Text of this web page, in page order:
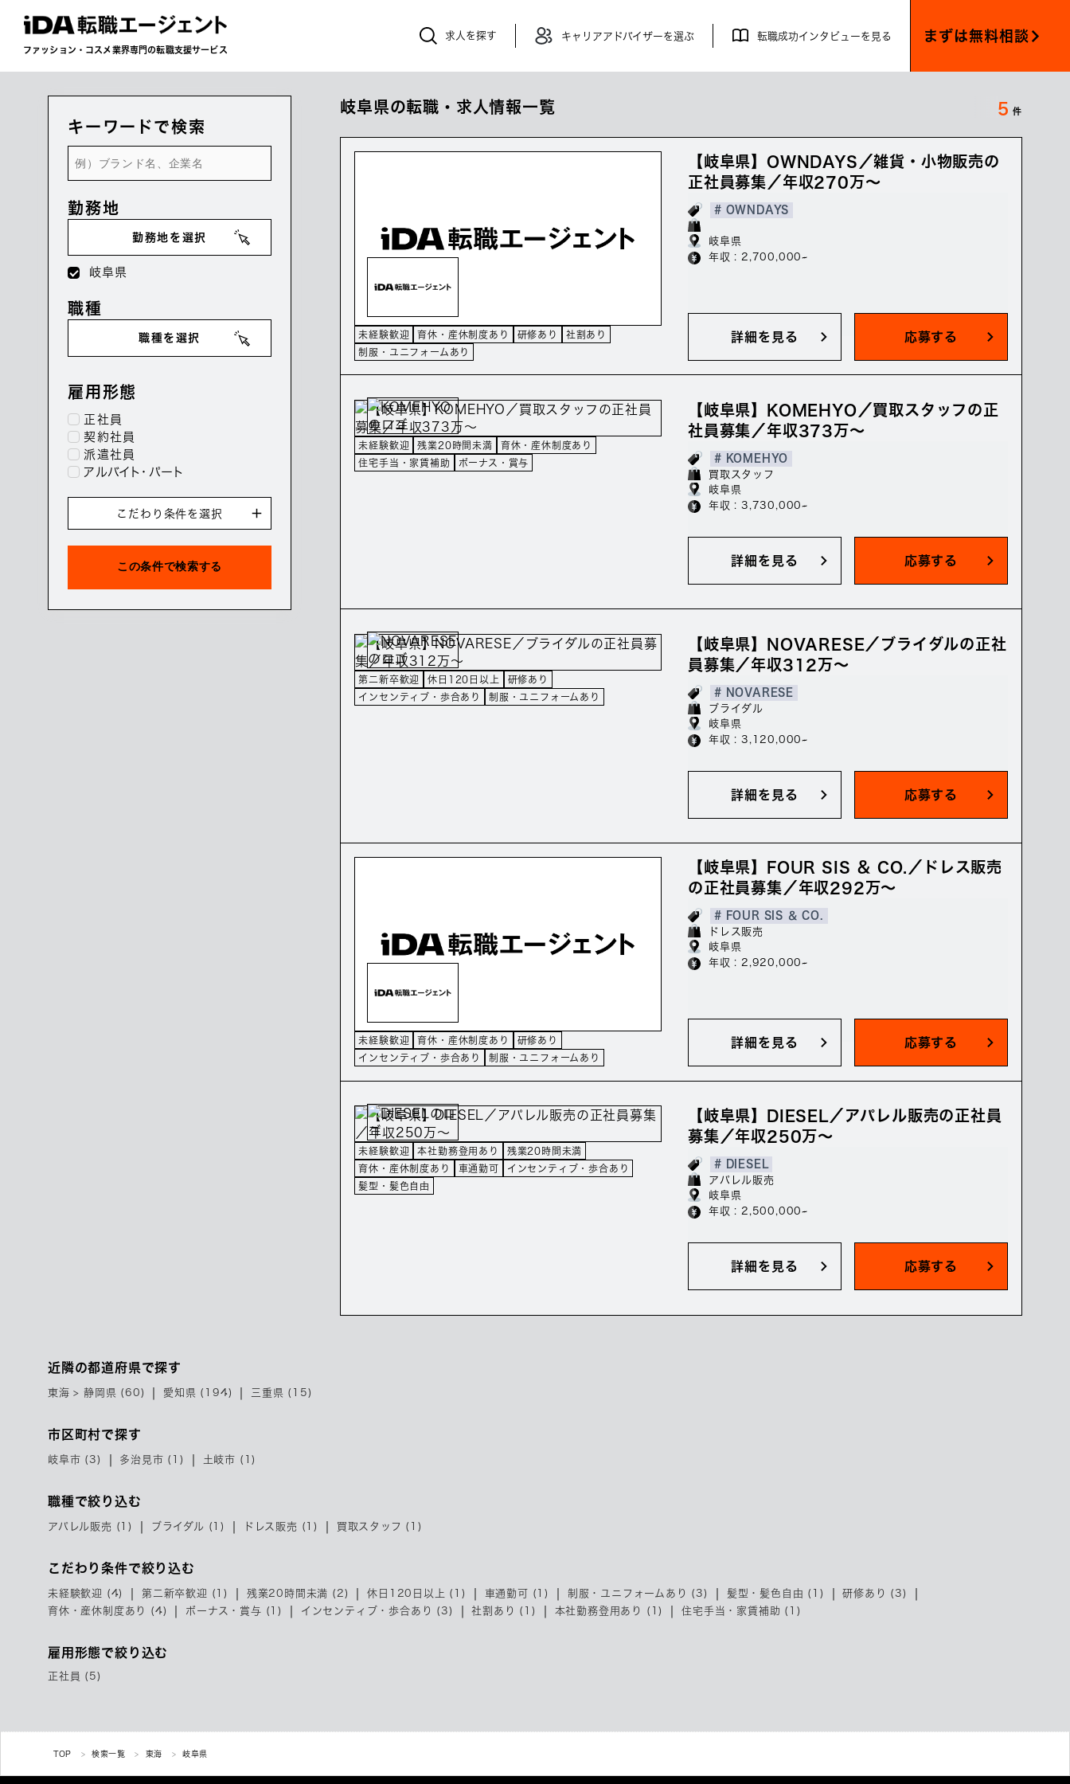
ファッション・コスメ業界専門の転職支援サービス
求人を探す キャリアアドバイザーを選ぶ 転職成功インタビューを見る まずは無料相談
キーワードで検索
勤務地
勤務地を選択
岐阜県
職種
職種を選択
雇用形態
正社員
契約社員
派遣社員
アルバイト・パート
こだわり条件を選択
岐阜県の転職・求人情報一覧 5 件
未経験歓迎 育休・産休制度あり 研修あり
社割あり
制服・ユニフォームあり
【岐阜県】OWNDAYS／雑貨・小物販売の
正社員募集／年収270万～
# OWNDAYS
岐阜県
年収 : 2,700,000~
詳細を見る 応募する
未経験歓迎 残業20時間未満
育休・産休制度あり
住宅手当・家賃補助
ボーナス・賞与
【岐阜県】KOMEHYO／買取スタッフの正
社員募集／年収373万～
# KOMEHYO
買取スタッフ
岐阜県
年収 : 3,730,000~
詳細を見る 応募する
第二新卒歓迎 休日120日以上
研修あり
インセンティブ・歩合あり
制服・ユニフォームあり
【岐阜県】NOVARESE／ブライダルの正社
員募集／年収312万～
# NOVARESE
ブライダル
岐阜県
年収 : 3,120,000~
詳細を見る 応募する
未経験歓迎 育休・産休制度あり
研修あり
インセンティブ・歩合あり
制服・ユニフォームあり
【岐阜県】FOUR SIS ＆ CO.／ドレス販売
の正社員募集／年収292万～
# FOUR SIS ＆ CO.
ドレス販売
岐阜県
年収 : 2,920,000~
詳細を見る 応募する
未経験歓迎 本社勤務登用あり
残業20時間未満
育休・産休制度あり
車通勤可
インセンティブ・歩合あり
髪型・髪色自由
【岐阜県】DIESEL／アパレル販売の正社員
募集／年収250万～
# DIESEL
アパレル販売
岐阜県
年収 : 2,500,000~
詳細を見る 応募する
近隣の都道府県で探す
東海 > 静岡県 (60) 愛知県 (194) 三重県 (15)
市区町村で探す
岐阜市 (3) 多治見市 (1) 土岐市 (1)
職種で絞り込む
アパレル販売 (1) ブライダル (1) ドレス販売 (1) 買取スタッフ (1)
こだわり条件で絞り込む
未経験歓迎 (4) 第二新卒歓迎 (1) 残業20時間未満 (2) 休日120日以上 (1) 車通勤可 (1) 制服・ユニフォームあり (3) 髪型・髪色自由 (1)
研修あり (3)
育休・産休制度あり (4)
ボーナス・賞与 (1) インセンティブ・歩合あり (3) 社割あり (1) 本社勤務登用あり (1) 住宅手当・家賃補助 (1)
雇用形態で絞り込む
正社員 (5)
TOP 検索一覧 東海 岐阜県